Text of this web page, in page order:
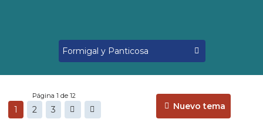
Nuevo tema
Página 1 de 12
1 2 3